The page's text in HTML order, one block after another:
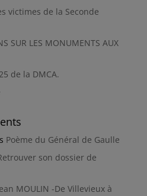
victimes de la Seconde
SUR LES MONUMENTS AUX
de la DMCA.
Poème du Général de Gaulle
son dossier de
MOULIN -De Villevieux à